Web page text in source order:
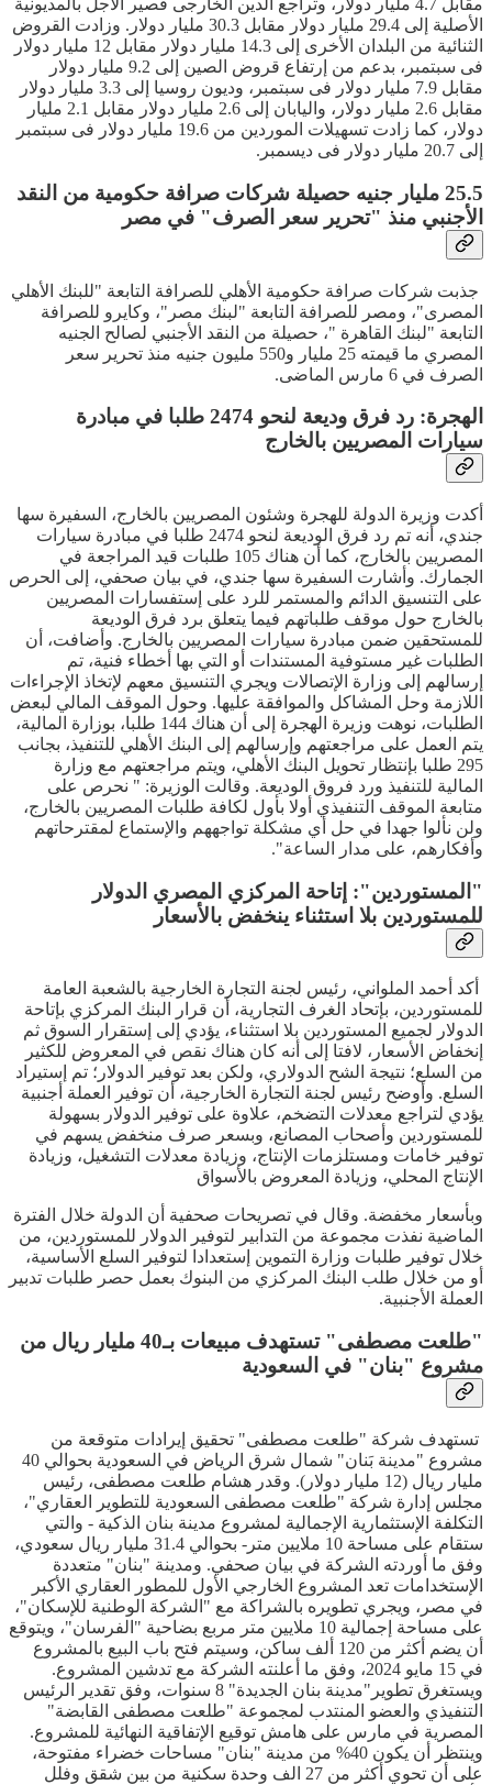
مقابل 4.7 مليار دولار، وتراجع الدين الخارجى قصير الأجل بالمديونية
الأصلية إلى 29.4 مليار دولار مقابل 30.3 مليار دولار. وزادت القروض
الثنائية من البلدان الأخرى إلى 14.3 مليار دولار مقابل 12 مليار دولار
فى سبتمبر، بدعم من إرتفاع قروض الصين إلى 9.2 مليار دولار
مقابل 7.9 مليار دولار فى سبتمبر، وديون روسيا إلى 3.3 مليار دولار
مقابل 2.6 مليار دولار، واليابان إلى 2.6 مليار دولار مقابل 2.1 مليار
دولار، كما زادت تسهيلات الموردين من 19.6 مليار دولار فى سبتمبر
إلى 20.7 مليار دولار فى ديسمبر.
25.5 مليار جنيه حصيلة شركات صرافة حكومية من النقد
الأجنبي منذ "تحرير سعر الصرف" في مصر
جذبت شركات صرافة حكومية الأهلي للصرافة التابعة "للبنك الأهلي
المصرى"، ومصر للصرافة التابعة "لبنك مصر"، وكايرو للصرافة
التابعة "لبنك القاهرة "، حصيلة من النقد الأجنبي لصالح الجنيه
المصري ما قيمته 25 مليار و550 مليون جنيه منذ تحرير سعر
الصرف في 6 مارس الماضى.
الهجرة: رد فرق وديعة لنحو 2474 طلبا في مبادرة
سيارات المصريين بالخارج
أكدت وزيرة الدولة للهجرة وشئون المصريين بالخارج، السفيرة سها
جندي، أنه تم رد فرق الوديعة لنحو 2474 طلبا في مبادرة سيارات
المصريين بالخارج، كما أن هناك 105 طلبات قيد المراجعة في
الجمارك. وأشارت السفيرة سها جندي، في بيان صحفي، إلى الحرص
على التنسيق الدائم والمستمر للرد على إستفسارات المصريين
بالخارج حول موقف طلباتهم فيما يتعلق برد فرق الوديعة
للمستحقين ضمن مبادرة سيارات المصريين بالخارج. وأضافت، أن
الطلبات غير مستوفية المستندات أو التي بها أخطاء فنية، تم
إرسالهم إلى وزارة الإتصالات ويجري التنسيق معهم لإتخاذ الإجراءات
اللازمة وحل المشاكل والموافقة عليها. وحول الموقف المالي لبعض
الطلبات، نوهت وزيرة الهجرة إلى أن هناك 144 طلبا، بوزارة المالية،
يتم العمل على مراجعتهم وإرسالهم إلى البنك الأهلي للتنفيذ، بجانب
295 طلبا بإنتظار تحويل البنك الأهلي، ويتم مراجعتهم مع وزارة
المالية للتنفيذ ورد فروق الوديعة. وقالت الوزيرة: " نحرص على
متابعة الموقف التنفيذي أولا بأول لكافة طلبات المصريين بالخارج،
ولن نألوا جهدا في حل أي مشكلة تواجههم والإستماع لمقترحاتهم
وأفكارهم، على مدار الساعة".
"المستوردين": إتاحة المركزي المصري الدولار
للمستوردين بلا استثناء ينخفض بالأسعار
أكد أحمد الملواني، رئيس لجنة التجارة الخارجية بالشعبة العامة
للمستوردين، بإتحاد الغرف التجارية، أن قرار البنك المركزي بإتاحة
الدولار لجميع المستوردين بلا استثناء، يؤدي إلى إستقرار السوق ثم
إنخفاض الأسعار، لافتا إلى أنه كان هناك نقص في المعروض للكثير
من السلع؛ نتيجة الشح الدولاري، ولكن بعد توفير الدولار؛ تم إستيراد
السلع. وأوضح رئيس لجنة التجارة الخارجية، أن توفير العملة أجنبية
يؤدي لتراجع معدلات التضخم، علاوة على توفير الدولار بسهولة
للمستوردين وأصحاب المصانع، وبسعر صرف منخفض يسهم في
توفير خامات ومستلزمات الإنتاج، وزيادة معدلات التشغيل، وزيادة
الإنتاج المحلي، وزيادة المعروض بالأسواق
وبأسعار مخفضة. وقال في تصريحات صحفية أن الدولة خلال الفترة
الماضية نفذت مجموعة من التدابير لتوفير الدولار للمستوردين، من
خلال توفير طلبات وزارة التموين إستعدادا لتوفير السلع الأساسية،
أو من خلال طلب البنك المركزي من البنوك بعمل حصر طلبات تدبير
العملة الأجنبية.
"طلعت مصطفى" تستهدف مبيعات بـ40 مليار ريال من
مشروع "بنان" في السعودية
تستهدف شركة "طلعت مصطفى" تحقيق إيرادات متوقعة من
مشروع "مدينة بَنان" شمال شرق الرياض في السعودية بحوالي 40
مليار ريال (12 مليار دولار). وقدر هشام طلعت مصطفى، رئيس
مجلس إدارة شركة "طلعت مصطفى السعودية للتطوير العقاري"،
التكلفة الإستثمارية الإجمالية لمشروع مدينة بنان الذكية - والتي
ستقام على مساحة 10 ملايين متر- بحوالي 31.4 مليار ريال سعودي،
وفق ما أوردته الشركة في بيان صحفي. ومدينة "بنان" متعددة
الإستخدامات تعد المشروع الخارجي الأول للمطور العقاري الأكبر
في مصر، ويجري تطويره بالشراكة مع "الشركة الوطنية للإسكان"،
على مساحة إجمالية 10 ملايين متر مربع بضاحية "الفرسان"، ويتوقع
أن يضم أكثر من 120 ألف ساكن، وسيتم فتح باب البيع بالمشروع
في 15 مايو 2024، وفق ما أعلنته الشركة مع تدشين المشروع.
ويستغرق تطوير"مدينة بنان الجديدة" 8 سنوات، وفق تقدير الرئيس
التنفيذي والعضو المنتدب لمجموعة "طلعت مصطفى القابضة"
المصرية في مارس على هامش توقيع الإتفاقية النهائية للمشروع.
وينتظر أن يكون 40% من مدينة "بنان" مساحات خضراء مفتوحة،
على أن تحوي أكثر من 27 الف وحدة سكنية من بين شقق وفلل